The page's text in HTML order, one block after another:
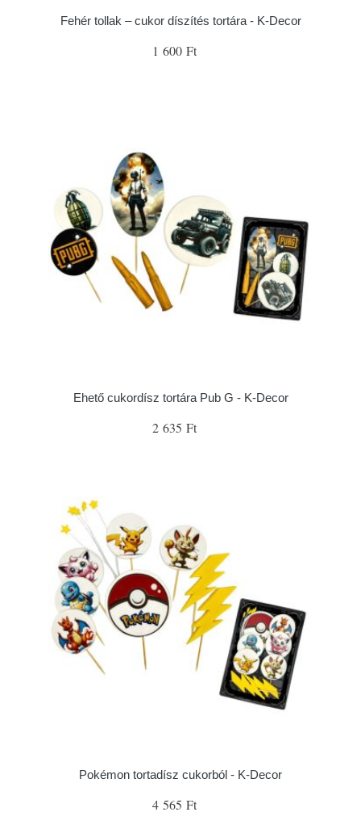
Fehér tollak – cukor díszítés tortára - K-Decor
1 600 Ft
Ehető cukordísz tortára Pub G - K-Decor
2 635 Ft
Pokémon tortadísz cukorból - K-Decor
4 565 Ft